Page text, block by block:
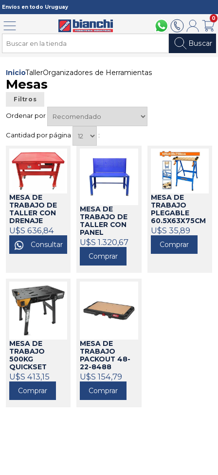
Envíos en todo Uruguay
094 211 1122902 2902Mi cuenta
0
Buscar
Menú
InicioTallerOrganizadores de Herramientas
Mesas
Filtros
Ordenar por
Cantidad por página :
MESA DE
TRABAJO DE
TALLER CON
DRENAJE
TORIN63108
U$S 636,84
Consultar
MESA DE
TRABAJO DE
TALLER CON
PANEL
CROSSMAN
562004
U$S 1.320,67
Comprar
MESA DE
TRABAJO
PLEGABLE
60.5X63X75CM
WADFOW
268002
U$S 35,89
Comprar
MESA DE
TRABAJO
500KG
QUICKSET
TOUGHBUILT
63231
U$S 413,15
Comprar
MESA DE
TRABAJO
PACKOUT 48-
22-8488
MILWAUKEE
271094
U$S 154,79
Comprar